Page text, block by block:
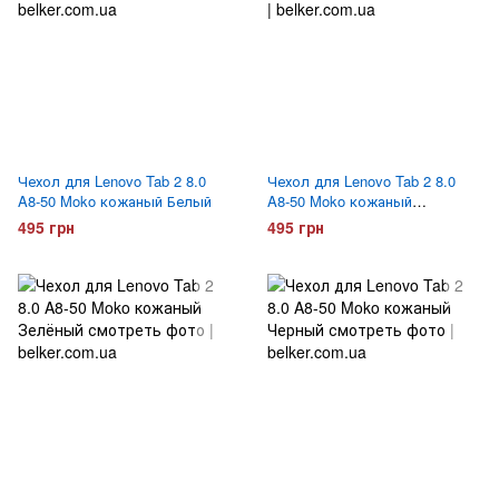
Чехол для Lenovo Tab 2 8.0
A8-50 Moko кожаный Белый
495 грн
Чехол для Lenovo Tab 2 8.0
A8-50 Moko кожаный
Коричневый
495 грн